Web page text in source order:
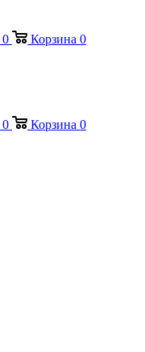
0 Корзина 0
0 Корзина 0